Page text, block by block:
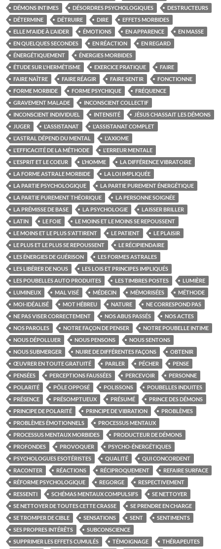
DÉMONS INTIMES DÉSORDRES PSYCHOLOGIQUES
DESTRUCTEURS
DÉTERMINE
DÉTRUIRE DIRE
EFFETS MORBIDES
ELLE M'AIDE À L'AIDER
ÉMOTIONS EN APPARENCE
EN MASSE
EN QUELQUES SECONDES
EN RÉACTION
EN REGARD
ÉNERGÉTIQUEMENT
ÉNERGIES MORBIDES
ÉTUDE SUR L'HERMÉTISME
EXERCICE PRATIQUE
FAIRE
FAIRE NAÎTRE
FAIRE RÉAGIR FAIRE SENTIR
FONCTIONNE
FORME MORBIDE
FORME PSYCHIQUE
FRÉQUENCE
GRAVEMENT MALADE
INCONSCIENT COLLECTIF
INCONSCIENT INDIVIDUEL
INTENSITÉ
JÉSUS CHASSAIT LES DÉMONS
JUGER
L'ASSISTANAT
L'ASSISTANAT COMPLET
L'ASTRAL DÉPEND DU MENTAL
L'AXIOME
L'EFFICACITÉ DE LA MÉTHODE
L'ERREUR MENTALE
L'ESPRIT ET LE COEUR
L’HOMME
LA DIFFÉRENCE VIBRATOIRE
LA FORME ASTRALE MORBIDE
LA LOI IMPLIQUÉE
LA PARTIE PSYCHOLOGIQUE
LA PARTIE PUREMENT ÉNERGÉTIQUE
LA PARTIE PUREMENT THÉORIQUE
LA PERSONNE SOIGNÉE
LA PRÉMISSE DE BASE
LA PSYCHOLOGIE
LAISSER BRILLER
LATIN
LE FOIE
LE MOINS ET LE MOINS SE REPOUSSENT
LE MOINS ET LE PLUS S'ATTIRENT
LE PATIENT
LE PLAISIR
LE PLUS ET LE PLUS SE REPOUSSENT
LE RÉCIPIENDAIRE
LES ÉNERGIES DE GUÉRISON
LES FORMES ASTRALES
LES LIBÉRER DE NOUS
LES LOIS ET PRINCIPES IMPLIQUÉS
LES POUBELLES AUTO PRODUITES
LES TIMBRES POSTES
LUMIÈRE
LUMINEUX
MAL VISÉ MÉDECIN MÉMORISÉES
MÉTHODE
MOI-IDÉALISÉ
MOT HÉBREU NATURE
NE CORRESPOND PAS
NE PAS VISER CORRECTEMENT
NOS ABUS PASSÉS
NOS ACTES
NOS PAROLES
NOTRE FAÇON DE PENSER
NOTRE POUBELLE INTIME
NOUS DÉPOLLUER
NOUS PENSONS
NOUS SENTONS
NOUS SUBMERGER
NUIRE DE DIFFÉRENTES FAÇONS
OBTENIR
ŒUVRER EN TOUTE GRATUITÉ
PARLER PÉCHER
PENSE
PENSÉES
PERCEPTIONS FAUSSÉES PERCEVOIR
PERSONNE
POLARITÉ
PÔLE OPPOSÉ POLISSONS
POUBELLES INDUITES
PRÉSENCE
PRÉSOMPTUEUX PRÉSUMÉ
PRINCE DES DÉMONS
PRINCIPE DE POLARITÉ
PRINCIPE DE VIBRATION
PROBLÈMES
PROBLÈMES ÉMOTIONNELS
PROCESSUS MENTAUX
PROCESSUS MENTAUX MORBIDES
PRODUCTEUR DE DÉMONS
PROFONDES
PROVOQUER
PSYCHO-ÉNERGÉTIQUES
PSYCHOLOGUES ESOTÉRISTES
QUALITÉ
QUI CONCORDENT
RACONTER
RÉACTIONS RÉCIPROQUEMENT
REFAIRE SURFACE
RÉFORME PSYCHOLOGIQUE
REGORGE
RESPECTIVEMENT
RESSENTI
SCHÉMAS MENTAUX COMPULSIFS
SE NETTOYER
SE NETTOYER DE TOUTES CETTE CRASSE
SE PRENDRE EN CHARGE
SE TROMPER DE CIBLE
SENSATIONS SENT
SENTIMENTS
SES PROPRES INTÉRÊTS
SUBCONSCIENCE
SUPPRIMER LES EFFETS CUMULÉS
TÉMOIGNAGE
THÉRAPEUTES